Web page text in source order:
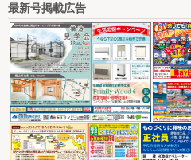
最新号掲載広告